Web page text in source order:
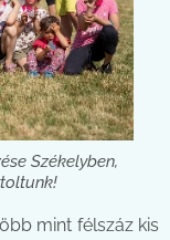
Székelyben,
mint félszáz kis